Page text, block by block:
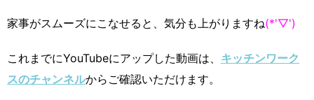
家事がスムーズにこなせると、気分も上がりますね(*'▽')
これまでにYouTubeにアップした動画は、 キッチンワーク
スのチャンネルからご確認いただけます。